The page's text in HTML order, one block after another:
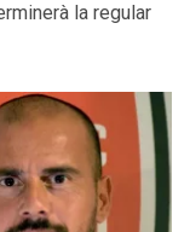
la regular